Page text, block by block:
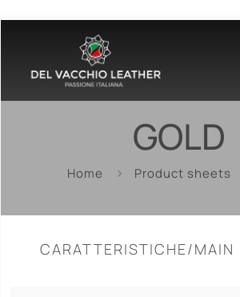
GOLD
Home Product sheets
CARATTERISTICHE/MAIN